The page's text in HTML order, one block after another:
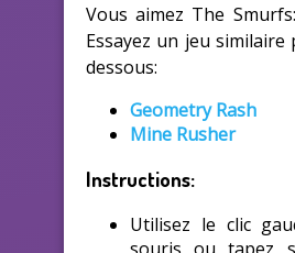
Vous aimez The
Essayez un jeu similaire
dessous:
Geometry Rash
Mine Rusher
Instructions:
Utilisez le clic